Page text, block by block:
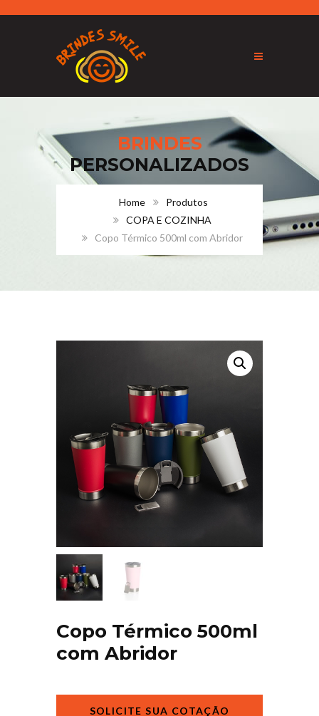
BRINDES
PERSONALIZADOS
Home
Produtos
COPA E COZINHA
Copo Térmico 500ml com Abridor
Copo Térmico 500ml
com Abridor